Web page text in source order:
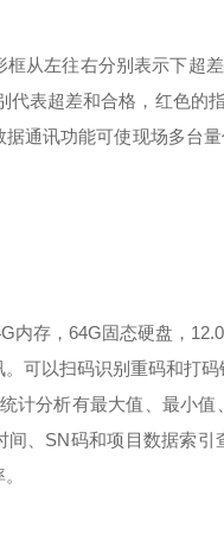
从左往右分别表示下超
代表超差和合格，红色的
通讯功能可使现场多台
内存，64G固态硬盘，
可以扫码识别重码和打
计分析有最大值、最小
间、SN码和项目数据索